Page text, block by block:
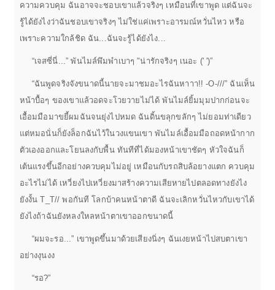
ความควบคุม ฉันอาจจะชอบเขาแล้วจริงๆ เหมือนที่เขาพูด แต่ฉันจะ
รู้ได้ยังไงว่าฉันชอบเขาจริงๆ ไม่ใช่แค่เพราะอารมณ์หวั่นไหว หรือ
เพราะความใกล้ชิด ฉัน...ฉันจะรู้ได้ยังไง...
“เจสซี่นี่...” พันไมล์พึมพำเบาๆ "น่ารักจริงๆ เนอะ (' ')”
“ฉันพูดจริงจังขนาดนี้นายจะมาชมอะไรฉันหาาา!! -O-///” ฉันเห็น
หน้าบื้อๆ ของเขาแล้วอดจะโวยวายไม่ได้ พันไมล์ยิ้มมุมปากก่อนจะ
เอื้อมมือมาขยี้ผมฉันจนยุ่งไปหมด ฉันดิ้นขลุกขลักๆ ไม่ยอมท่าเดียว
แต่หมอนั่นก็ยังล็อกฉันไว้ในวงแขนเขา พันไมล์เอื้อมมือถอดหน้ากาก
ตัวเองออกและโยนลงกับพื้น ทันทีที่ได้มองหน้าเขาชัดๆ หัวใจฉันก็
เต้นแรงขึ้นอีกอย่างควบคุมไม่อยู่ เหมือนกับรถสิบล้อยางแตก ควบคุม
อะไรไม่ได้ เหวี่ยงไปเหวี่ยงมาสร้างความเสียหายไปตลอดทางยังไง
ยังงั้น T_T// พอกันที โลกบ้าคนหน้าตาดี ฉันจะเลิกหวั่นไหวกับเขาได้
ยังไงถ้าฉันยังหลงใหลหน้าตาเขาออกขนาดนี้
“ผมจะรอ...” เขาพูดขึ้นมาด้วยเสียงนิ่งๆ ฉันเงยหน้าไปสบตาเขา
อย่างงุนงง
“รอ?”